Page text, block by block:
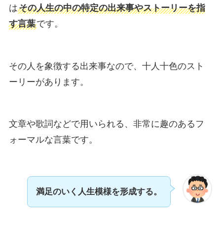
はその人生の中の特定の出来事やストーリーを指
す言葉です。
その人を象徴する出来事なので、十人十色のスト
ーリーがあります。
文章や歌詞などで用いられる、非常に趣のあるフ
ォーマルな言葉です。
満足のいく人生模様を形成する。